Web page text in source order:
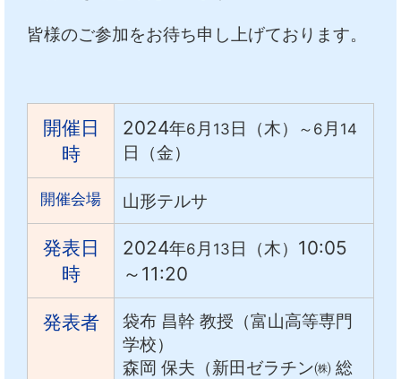
皆様のご参加をお待ち申し上げております。
開催日
時
2024年6 月 13 日（木） ～6 月 14
日（金）
開催会場 山形テルサ
発表日
時
2024年6 月 13 日（木） 10:05
～11:20
発表者
袋布 昌幹 教授（富山高等専門
学校）
森岡 保夫（新田ゼラチン㈱ 総